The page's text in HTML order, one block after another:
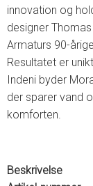
innovation og
designer
Armaturs 90-
Resultatet er
Indeni byder
der sparer vand
komforten.
Beskrivelse